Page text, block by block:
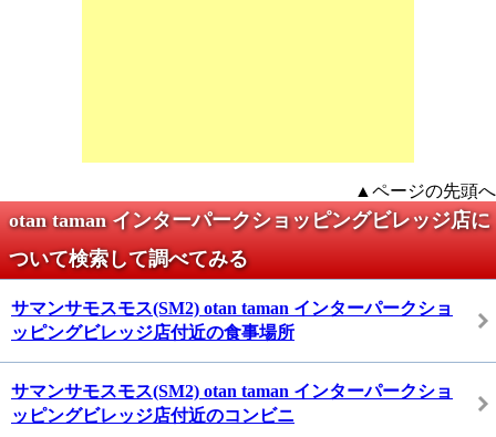
▲ページの先頭へ
otan taman インターパークショッピングビレッジ店に
ついて検索して調べてみる
サマンサモスモス(SM2) otan taman インターパークショ
ッピングビレッジ店付近の食事場所
サマンサモスモス(SM2) otan taman インターパークショ
ッピングビレッジ店付近のコンビニ